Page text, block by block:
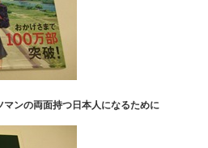
マンの両面持つ日本人になるために